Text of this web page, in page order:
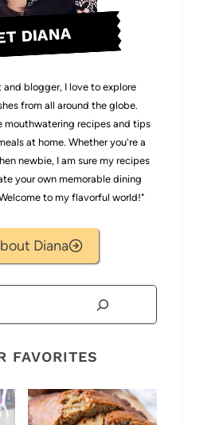
DIANA
blogger, I love to explore
from all around the globe.
mouthwatering recipes and tips
at home. Whether you're a
newbie, I am sure my recipes
your own memorable dining
to my flavorful world!"
Diana
FAVORITES